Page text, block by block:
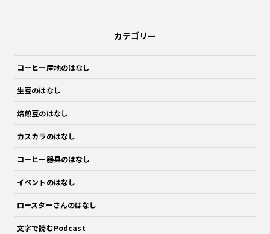
カテゴリー
コーヒー産地のはなし
生豆のはなし
焙煎豆のはなし
カスカラのはなし
コーヒー器具のはなし
イベントのはなし
ロースターさんのはなし
文字で読むPodcast